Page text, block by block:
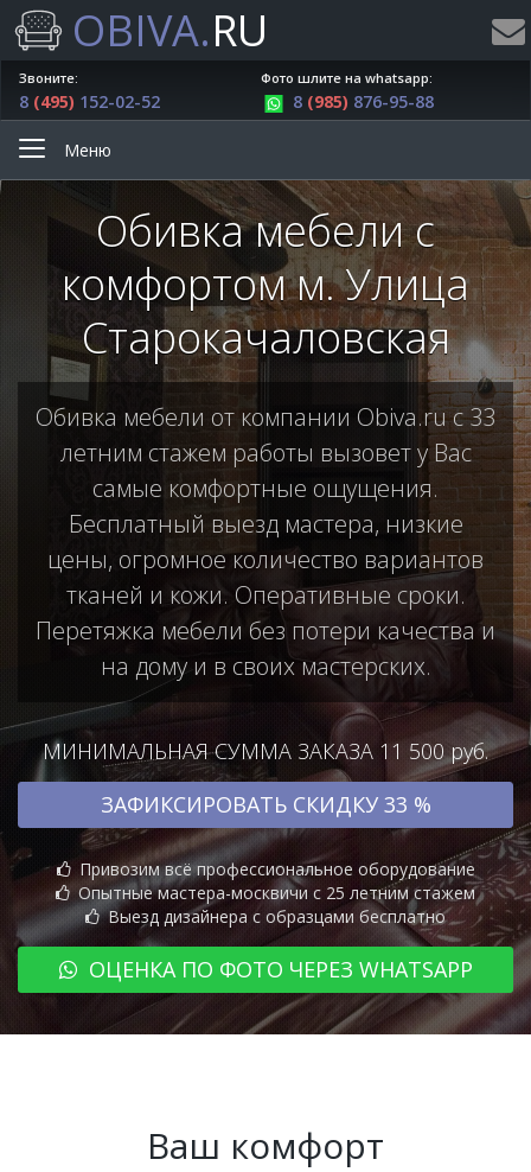
OBIVA.RU
Звоните:
8 (495) 152-02-52
Фото шлите на whatsapp:
8 (985) 876-95-88
Меню
Обивка мебели с
комфортом м. Улица
Старокачаловская
Обивка мебели от компании Obiva.ru с 33
летним стажем работы вызовет у Вас
самые комфортные ощущения.
Бесплатный выезд мастера, низкие
цены, огромное количество вариантов
тканей и кожи. Оперативные сроки.
Перетяжка мебели без потери качества и
на дому и в своих мастерских.
МИНИМАЛЬНАЯ СУММА ЗАКАЗА 11 500 руб.
ЗАФИКСИРОВАТЬ СКИДКУ 33 %
Привозим всё профессиональное оборудование
Опытные мастера-москвичи с 25 летним стажем
Выезд дизайнера с образцами бесплатно
ОЦЕНКА ПО ФОТО ЧЕРЕЗ WHATSAPP
Ваш комфорт